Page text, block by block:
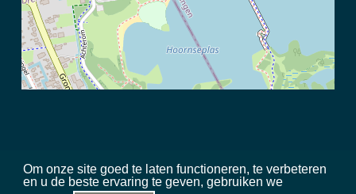
Om onze site goed te laten functioneren, te verbeteren
en u de beste ervaring te geven, gebruiken we
2026 Meerschap Paterswolde |privacy disclaimer|regels in het